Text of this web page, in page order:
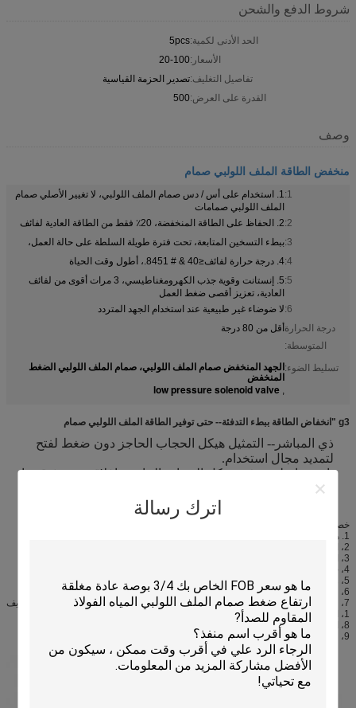
اترك رسالة
شروط الدفع والشحن
الحد الأدنى لكمية:5pcs
الأسعار:20-100
تفاصيل التغليف:تصدير الحزمة القياسية
القدرة على العرض:500
وصف
منخفض الطاقة الملف اللولبي صمام
1:
1. استخدام على أس / دس صمام الملف اللولبي، لا تغيير الأصلي صمام
الملف اللولبي صمامات
2: 2. الحفاظ على الطاقة المنخفضة، 20٪ فقط من الطاقة العادية لفائف
3: ببطء التسخين المتابعة، تحت فترة طويلة السلطة على حالة العمل،
4: 4. درجة حرارة لفائف≤40 & # 8451.، أطول وقت الحياة
5:
5. إنستانت وقوية جذب الكهرومغناطيسي، 3 مرات أقوى من لفائف
العادية، تعزيز أقصى ضغط العمل
6: لا ضوضاء غير طبيعية عند استخدام الجهد المتردد
درجة الحرارة
المتوسطة:
أقل من 80 درجة
تسليط الضوء:الجهد المنخفض صمام الملف اللولبي، صمام الملف اللولبي الضغط
المنخفض
,
low pressure solenoid valve
g3 "انخفاض الطاقة ببطء التدفئة-- حتى توفير الطاقة الملف اللولبي صمام
ذي المباشر-- التمثيل هيكل الحجاب الحاجز دون ضغط لفتح
لتمديد مجال استخدام.
باستخدام لوحة فتح هيكل الحجاب الحاجز وإغلاق مع موثوق بها.
ثم مدى حياة المنتج.
يمكن اختيار نوع البلاستيك ،.
انفجار واقية من الموفرة للطاقة.
خصائص ميكانيكية:
1. هيئة المواد: معيار الفولاذ المقاوم للصدأ، اختيار خاص من النحاس؛
2، المكونات الداخلية: الفولاذ المقاوم للصدأ؛
3، الختم المواد: المطاط (القياسية). العديد من المواد المركبة الخاصة الأخرى؛
4، حفرة قطرها: 1/32 (نماذج محددة تشير إلى الجدول)؛
5، ربط موضوع قطر: 1/8 نبت القياسية؛
6، قطر اتصال الكهربائية: انفجار-- دليل اتصال الأنابيب 1 / 2npt؛
7، فئة الحماية (شهادة أول & سسا): الفئة الأولى، ديف 1، المجموعة C و D - الفئة إي، ديف
1، المجموعات E و F و G؛ ديف 2، المجموعات C، D، E، F، G.
8، الحياة: ≥500 مليون مرة، اعتمادا على التطبيق والصيانة؛
9، وحدة وزن المنتج: 0.3KG.